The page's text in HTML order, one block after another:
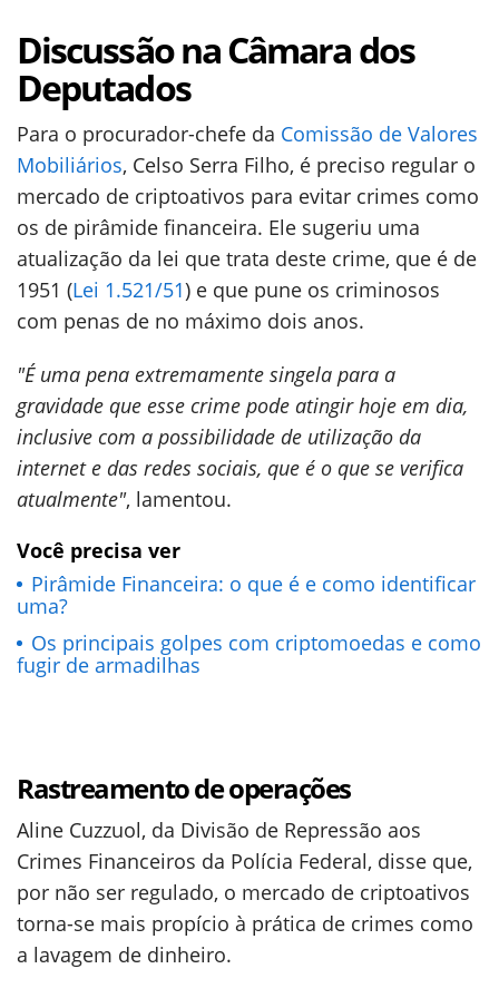
Discussão na Câmara dos
Deputados
Para o procurador-chefe da Comissão de Valores
Mobiliários, Celso Serra Filho, é preciso regular o
mercado de criptoativos para evitar crimes como
os de pirâmide financeira. Ele sugeriu uma
atualização da lei que trata deste crime, que é de
1951 (Lei 1.521/51) e que pune os criminosos
com penas de no máximo dois anos.
"É uma pena extremamente singela para a
gravidade que esse crime pode atingir hoje em dia,
inclusive com a possibilidade de utilização da
internet e das redes sociais, que é o que se verifica
atualmente", lamentou.
Você precisa ver
Pirâmide Financeira: o que é e como identificar
uma?
Os principais golpes com criptomoedas e como
fugir de armadilhas
Rastreamento de operações
Aline Cuzzuol, da Divisão de Repressão aos
Crimes Financeiros da Polícia Federal, disse que,
por não ser regulado, o mercado de criptoativos
torna-se mais propício à prática de crimes como
a lavagem de dinheiro.